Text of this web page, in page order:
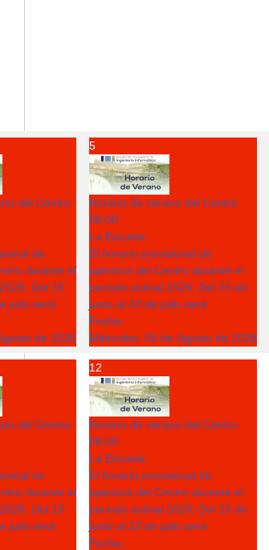
del Centro
de
durante el
Del 15
julio será
de 2026
5
Horario de verano del Centro
08:00
La Escuela
El horario provisional de
apertura del Centro durante el
periodo estival 2026: Del 15 de
junio al 10 de julio será
Fecha :
Miércoles, 05 de Agosto de 2026
del Centro
de
durante el
Del 15
julio será
12
Horario de verano del Centro
08:00
La Escuela
El horario provisional de
apertura del Centro durante el
periodo estival 2026: Del 15 de
junio al 10 de julio será
Fecha :